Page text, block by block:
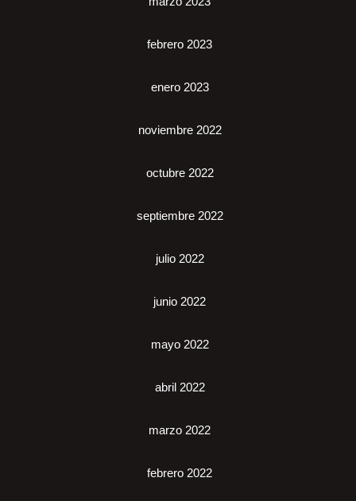
febrero 2023
enero 2023
noviembre 2022
octubre 2022
septiembre 2022
julio 2022
junio 2022
mayo 2022
abril 2022
marzo 2022
febrero 2022